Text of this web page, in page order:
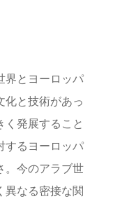
界とヨーロッパ
化と技術があっ
く発展すること
するヨーロッパ
。今のアラブ世
異なる密接な関